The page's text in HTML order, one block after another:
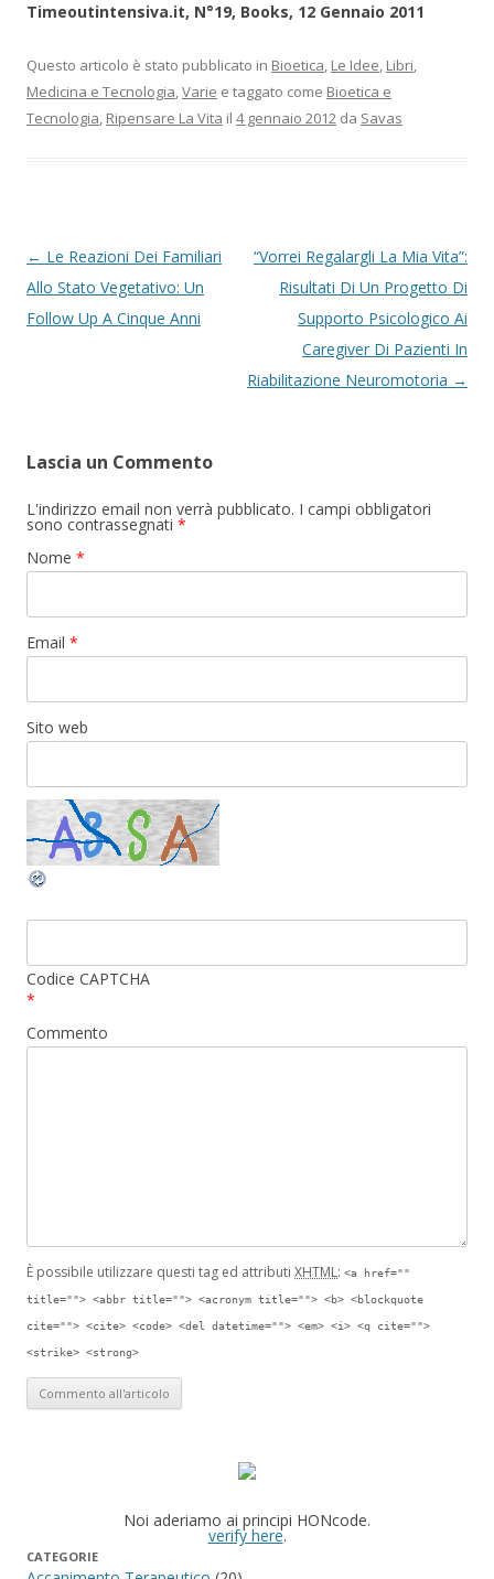
Timeoutintensiva.it, N°19, Books, 12 Gennaio 2011
Questo articolo è stato pubblicato in Bioetica, Le Idee, Libri,
Medicina e Tecnologia,Varie e taggato come Bioetica e
Tecnologia, Ripensare La Vita il 4 gennaio 2012 da Savas
Navigazione articolo
← Le Reazioni Dei Familiari
Allo Stato Vegetativo: Un
Follow Up A Cinque Anni
“Vorrei Regalargli La Mia Vita”:
Risultati Di Un Progetto Di
Supporto Psicologico Ai
Caregiver Di Pazienti In
Riabilitazione Neuromotoria →
Lascia un Commento
L'indirizzo email non verrà pubblicato. I campi obbligatori
sono contrassegnati *
Nome *
Email *
Sito web
Codice CAPTCHA
*
Commento
È possibile utilizzare questi tag ed attributi XHTML: <a href=""
title=""> <abbr title=""> <acronym title=""> <b> <blockquote
cite=""> <cite> <code> <del datetime=""> <em> <i> <q cite="">
<strike> <strong>
Noi aderiamo ai principi HONcode.
verify here.
CATEGORIE